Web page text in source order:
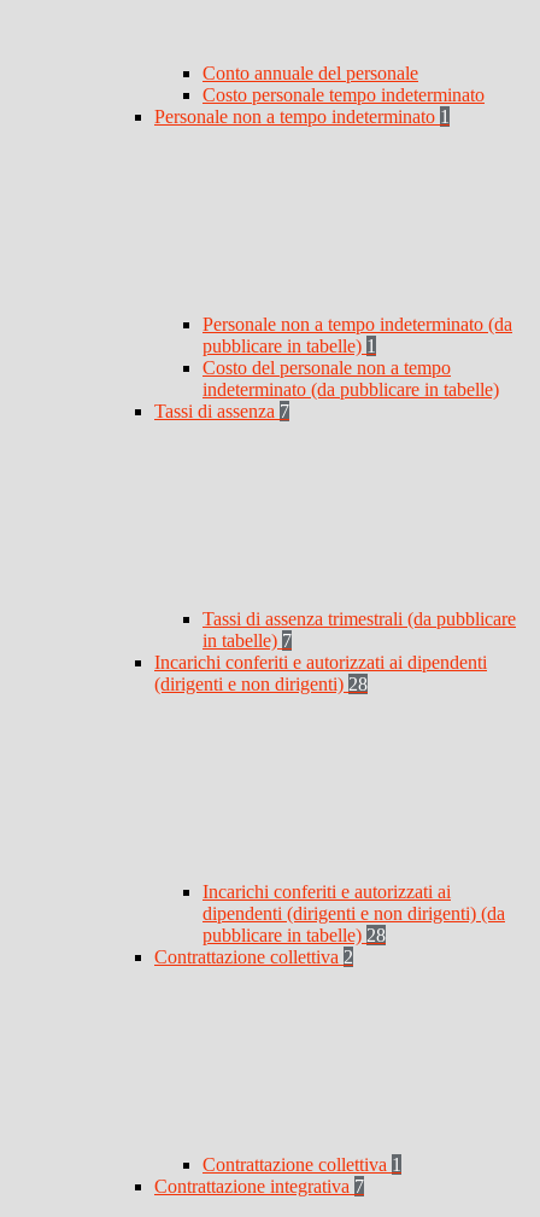
Conto annuale del personale
Costo personale tempo indeterminato
Personale non a tempo indeterminato 1
Personale non a tempo indeterminato (da
pubblicare in tabelle) 1
Costo del personale non a tempo
indeterminato (da pubblicare in tabelle)
Tassi di assenza 7
Tassi di assenza trimestrali (da pubblicare
in tabelle) 7
Incarichi conferiti e autorizzati ai dipendenti
(dirigenti e non dirigenti) 28
Incarichi conferiti e autorizzati ai
dipendenti (dirigenti e non dirigenti) (da
pubblicare in tabelle) 28
Contrattazione collettiva 2
Contrattazione collettiva 1
Contrattazione integrativa 7